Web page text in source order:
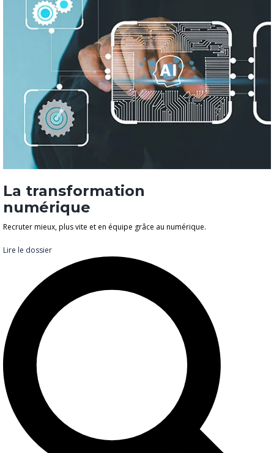
La transformation
numérique
Recruter mieux, plus vite et en équipe grâce au numérique.
Lire le dossier